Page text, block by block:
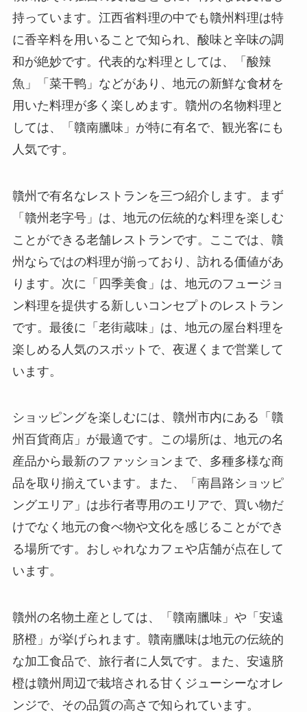
持っています。江西省料理の中でも贛州料理は特
に香辛料を用いることで知られ、酸味と辛味の調
和が絶妙です。代表的な料理としては、「酸辣
魚」「菜干鸭」などがあり、地元の新鮮な食材を
用いた料理が多く楽しめます。贛州の名物料理と
しては、「贛南臘味」が特に有名で、観光客にも
人気です。
贛州で有名なレストランを三つ紹介します。まず
「贛州老字号」は、地元の伝統的な料理を楽しむ
ことができる老舗レストランです。ここでは、贛
州ならではの料理が揃っており、訪れる価値があ
ります。次に「四季美食」は、地元のフュージョ
ン料理を提供する新しいコンセプトのレストラン
です。最後に「老街蔵味」は、地元の屋台料理を
楽しめる人気のスポットで、夜遅くまで営業して
います。
ショッピングを楽しむには、贛州市内にある「贛
州百貨商店」が最適です。この場所は、地元の名
産品から最新のファッションまで、多種多様な商
品を取り揃えています。また、「南昌路ショッピ
ングエリア」は歩行者専用のエリアで、買い物だ
けでなく地元の食べ物や文化を感じることができ
る場所です。おしゃれなカフェや店舗が点在して
います。
贛州の名物土産としては、「贛南臘味」や「安遠
脐橙」が挙げられます。贛南臘味は地元の伝統的
な加工食品で、旅行者に人気です。また、安遠脐
橙は贛州周辺で栽培される甘くジューシーなオレ
ンジで、その品質の高さで知られています。